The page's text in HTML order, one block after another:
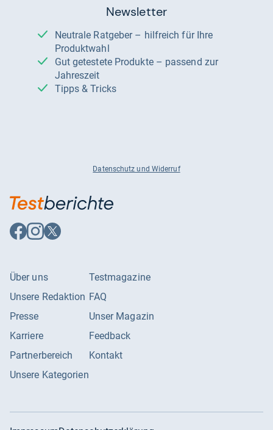
Newsletter
Neutrale Ratgeber – hilfreich für Ihre
Produktwahl
Gut getestete Produkte – passend zur
Jahreszeit
Tipps & Tricks
Datenschutz und Widerruf
Auf
Facebook
Auf
Instagram
Auf
X
Über uns
Unsere Redaktion
Presse
Karriere
Partnerbereich
Unsere Kategorien
Testmagazine
FAQ
Unser Magazin
Feedback
Kontakt